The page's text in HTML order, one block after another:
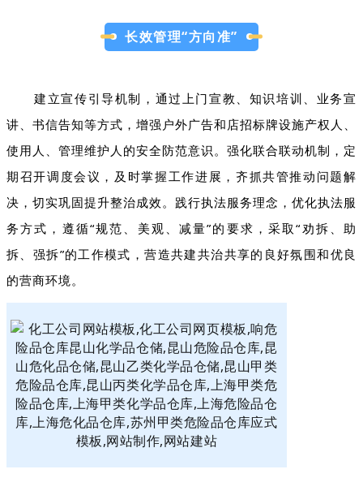
长效管理“方向准”
建立宣传引导机制，通过上门宣教、知识培训、业务宣
讲、书信告知等方式，增强户外广告和店招标牌设施产权人、
使用人、管理维护人的安全防范意识。强化联合联动机制，定
期召开调度会议，及时掌握工作进展，齐抓共管推动问题解
决，切实巩固提升整治成效。践行执法服务理念，优化执法服
务方式，遵循“规范、美观、减量”的要求，采取“劝拆、助
拆、强拆”的工作模式，营造共建共治共享的良好氛围和优良
的营商环境。